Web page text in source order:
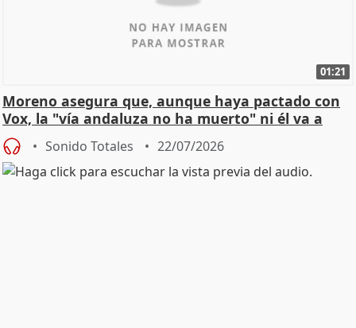
01:21
Moreno asegura que, aunque haya pactado con
Vox, la "vía andaluza no ha muerto" ni él va a
"cambiar"
Sonido Totales 22/07/2026